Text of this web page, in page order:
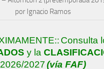
por Ignacio Ramos
Consulta
y la
2026/2027(vía FAF)